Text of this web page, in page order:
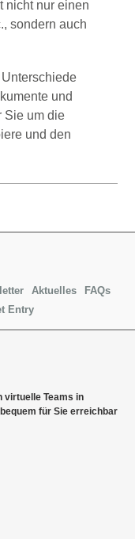
nicht nur einen
sondern auch
und
Sie um die
und den
Aktuelles
FAQs
Entry
virtuelle Teams in
für Sie erreichbar